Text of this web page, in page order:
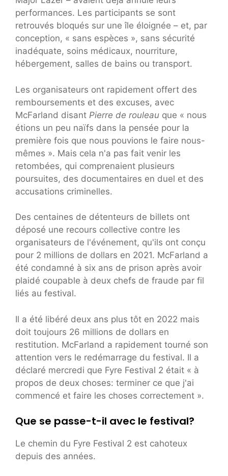
performances. Les participants se sont
retrouvés bloqués sur une île éloignée – et, par
conception, « sans espèces », sans sécurité
inadéquate, soins médicaux, nourriture,
hébergement, salles de bains ou transport.
Les organisateurs ont rapidement offert des
remboursements et des excuses, avec
McFarland disant Pierre de rouleau que « nous
étions un peu naïfs dans la pensée pour la
première fois que nous pouvions le faire nous-
mêmes ». Mais cela n'a pas fait venir les
retombées, qui comprenaient plusieurs
poursuites, des documentaires en duel et des
accusations criminelles.
Des centaines de détenteurs de billets ont
déposé une recours collective contre les
organisateurs de l'événement, qu'ils ont conçu
pour 2 millions de dollars en 2021. McFarland a
été condamné à six ans de prison après avoir
plaidé coupable à deux chefs de fraude par fil
liés au festival.
Il a été libéré deux ans plus tôt en 2022 mais
doit toujours 26 millions de dollars en
restitution. McFarland a rapidement tourné son
attention vers le redémarrage du festival. Il a
déclaré mercredi que Fyre Festival 2 était « à
propos de deux choses: terminer ce que j'ai
commencé et faire les choses correctement ».
Que se passe-t-il avec le festival?
Le chemin du Fyre Festival 2 est cahoteux
depuis des années.